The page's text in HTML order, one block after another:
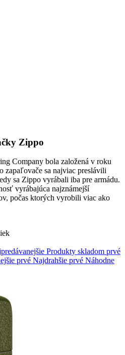
Zippo
Company bola založená v roku
zapaľovače sa najviac preslávili
sa Zippo vyrábali iba pre armádu.
vyrábajúca najznámejší
počas ktorých vyrobili viac ako
Produkty skladom prvé
prvé Najdrahšie prvé Náhodne